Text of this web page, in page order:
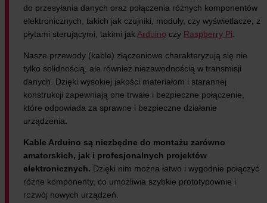
do przesyłania danych oraz połączenia różnych komponentów
elektronicznych, takich jak czujniki, moduły, czy wyświetlacze, z
płytami sterującymi, takimi jak Arduino czy Raspberry Pi
Nasze przewody (kable) złączeniowe charakteryzują się nie
tylko solidnością, ale również niezawodnością w transmisji
danych. Dzięki wysokiej jakości materiałom i starannej
konstrukcji zapewniają one trwałe i bezpieczne połączenie,
które odpowiada za sprawne i bezpieczne działanie
urządzenia.
Kable Arduino są niezbędne do montażu zarówno
amatorskich, jak i profesjonalnych projektów
elektronicznych. Dzięki nim można łatwo i wygodnie połączyć
różne komponenty, co umożliwia szybkie prototypownie i
rozwój nowych urządzeń.